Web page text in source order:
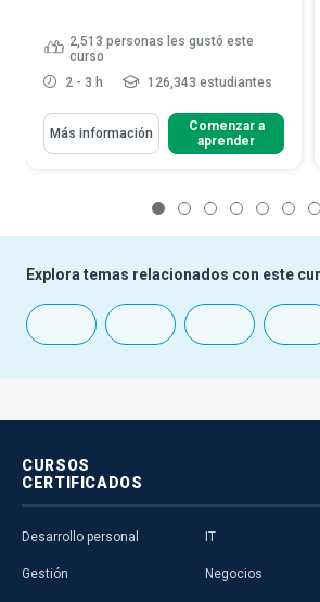
2,513 personas les gustó este
curso
2 - 3 h
126,343 estudiantes
Más información
Comenzar a
aprender
Explora temas relacionados con este
CURSOS
CERTIFICADOS
Desarrollo personal
Gestión
IT
Negocios